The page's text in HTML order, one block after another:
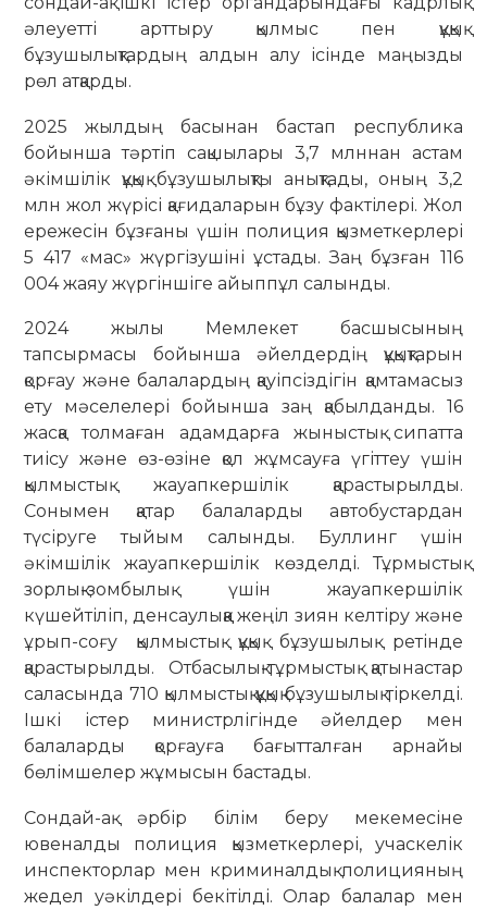
әлеуетті арттыру қылмыс пен құқық
бұзушылықтардың алдын алу ісінде маңызды
рөл атқарды.
2025 жылдың басынан бастап республика
бойынша тәртіп сақшылары 3,7 млннан астам
әкімшілік құқық бұзушылықты анықтады, оның 3,2
млн жол жүрісі қағидаларын бұзу фактілері. Жол
ережесін бұзғаны үшін полиция қызметкерлері
5 417 «мас» жүргізушіні ұстады. Заң бұзған 116
004 жаяу жүргіншіге айыппұл салынды.
2024 жылы Мемлекет басшысының
тапсырмасы бойынша әйелдердің құқықтарын
қорғау және балалардың қауіпсіздігін қамтамасыз
ету мәселелері бойынша заң қабылданды. 16
жасқа толмаған адамдарға жыныстық сипатта
тиісу және өз-өзіне қол жұмсауға үгіттеу үшін
қылмыстық жауапкершілік қарастырылды.
Сонымен қатар балаларды автобустардан
түсіруге тыйым салынды. Буллинг үшін
әкімшілік жауапкершілік көзделді. Тұрмыстық
зорлық-зомбылық үшін жауапкершілік
күшейтіліп, денсаулыққа жеңіл зиян келтіру және
ұрып-соғу қылмыстық құқық бұзушылық ретінде
қарастырылды. Отбасылық-тұрмыстық қатынастар
саласында 710 қылмыстық құқық бұзушылық тіркелді.
Ішкі істер министрлігінде әйелдер мен
балаларды қорғауға бағытталған арнайы
бөлімшелер жұмысын бастады.
Сондай-ақ әрбір білім беру мекемесіне
ювеналды полиция қызметкерлері, учаскелік
инспекторлар мен криминалдық полицияның
жедел уәкілдері бекітілді. Олар балалар мен